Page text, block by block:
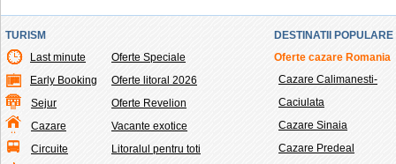
TURISM
Last minute
Early Booking
Sejur
Cazare
Circuite
Oferte Speciale
Oferte litoral 2026
Oferte Revelion
Vacante exotice
Litoralul pentru toti
DESTINATII POPULARE
Oferte cazare Romania
Cazare Calimanesti-
Caciulata
Cazare Sinaia
Cazare Predeal